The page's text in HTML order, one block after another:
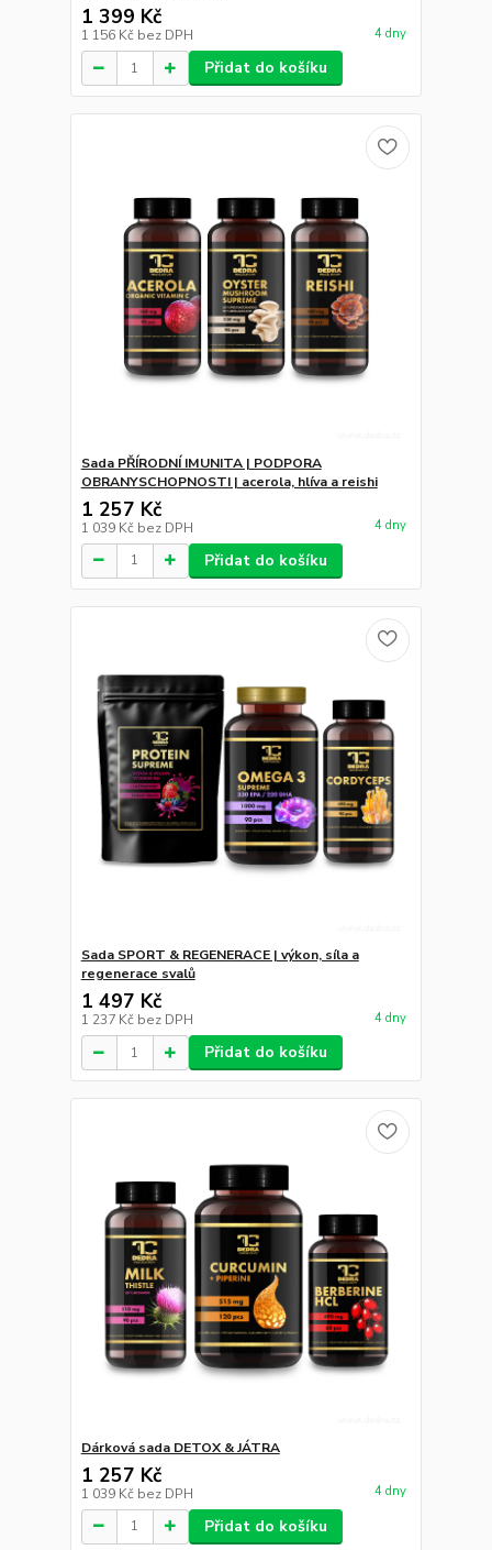
1 399 Kč
1 156 Kč bez DPH 4 dny
Přidat do košíku
Sada PŘÍRODNÍ IMUNITA | PODPORA
OBRANYSCHOPNOSTI | acerola, hlíva a reishi
1 257 Kč
1 039 Kč bez DPH 4 dny
Přidat do košíku
Sada SPORT & REGENERACE | výkon, síla a
regenerace svalů
1 497 Kč
1 237 Kč bez DPH 4 dny
Přidat do košíku
Dárková sada DETOX & JÁTRA
1 257 Kč
1 039 Kč bez DPH 4 dny
Přidat do košíku